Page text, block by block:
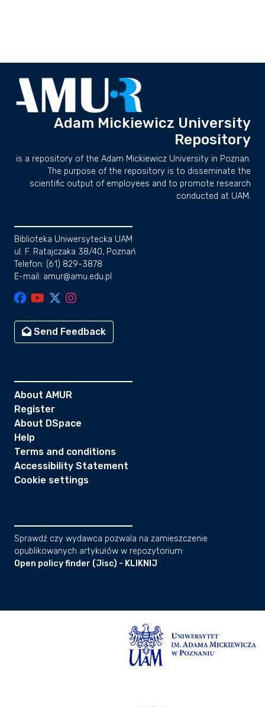
Adam Mickiewicz University
Repository
is a repository of the Adam Mickiewicz University in Poznan.
The purpose of the repository is to disseminate the
scientific output of employees and to promote research
conducted at UAM.
Biblioteka Uniwersytecka UAM
ul. F. Ratajczaka 38/40, Poznań
Telefon: (61) 829-3878
E-mail: amur@amu.edu.pl
Send Feedback
About AMUR
Register
About DSpace
Help
Terms and conditions
Accessibility Statement
Cookie settings
Sprawdź czy wydawca pozwala na zamieszczenie
opublikowanych artykułów w repozytorium:
Open policy finder (Jisc) - KLIKNIJ